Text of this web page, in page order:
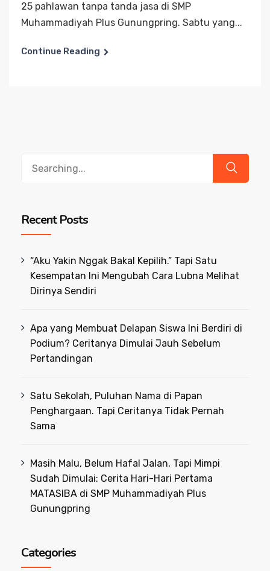
25 pahlawan tanpa tanda jasa di SMP
Muhammadiyah Plus Gunungpring. Sabtu yang...
Continue Reading
Recent Posts
“Aku Yakin Nggak Bakal Kepilih.” Tapi Satu
Kesempatan Ini Mengubah Cara Lubna Melihat
Dirinya Sendiri
Apa yang Membuat Delapan Siswa Ini Berdiri di
Podium? Ceritanya Dimulai Jauh Sebelum
Pertandingan
Satu Sekolah, Puluhan Nama di Papan
Penghargaan. Tapi Ceritanya Tidak Pernah
Sama
Masih Malu, Belum Hafal Jalan, Tapi Mimpi
Sudah Dimulai: Cerita Hari-Hari Pertama
MATASIBA di SMP Muhammadiyah Plus
Gunungpring
Categories